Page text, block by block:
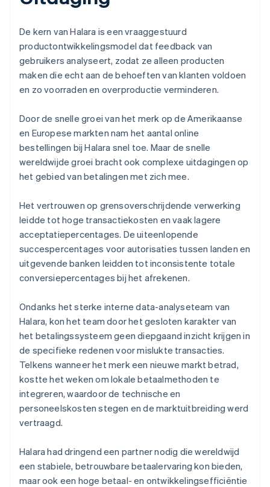
De kern van Halara is een vraaggestuurd
productontwikkelingsmodel dat feedback van
gebruikers analyseert, zodat ze alleen producten
maken die echt aan de behoeften van klanten voldoen
en zo voorraden en overproductie verminderen.
Door de snelle groei van het merk op de Amerikaanse
en Europese markten nam het aantal online
bestellingen bij Halara snel toe. Maar de snelle
wereldwijde groei bracht ook complexe uitdagingen op
het gebied van betalingen met zich mee.
Het vertrouwen op grensoverschrijdende verwerking
leidde tot hoge transactiekosten en vaak lagere
acceptatiepercentages. De uiteenlopende
succespercentages voor autorisaties tussen landen en
uitgevende banken leidden tot inconsistente totale
conversiepercentages bij het afrekenen.
Ondanks het sterke interne data-analyseteam van
Halara, kon het team door het gesloten karakter van
het betalingssysteem geen diepgaand inzicht krijgen in
de specifieke redenen voor mislukte transacties.
Telkens wanneer het merk een nieuwe markt betrad,
kostte het weken om lokale betaalmethoden te
integreren, waardoor de technische en
personeelskosten stegen en de marktuitbreiding werd
vertraagd.
Halara had dringend een partner nodig die wereldwijd
een stabiele, betrouwbare betaalervaring kon bieden,
maar ook een hoge betaal- en ontwikkelingsefficiëntie